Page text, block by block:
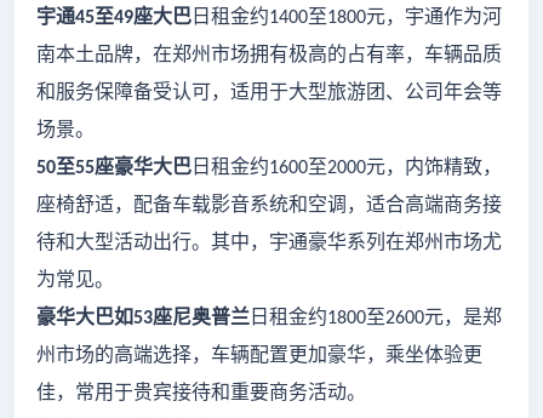
宇通45至49座大巴 日租金约1400至1800元，宇通作为河
南本土品牌，在郑州市场拥有极高的占有率，车辆品质
和服务保障备受认可，适用于大型旅游团、公司年会等
场景。
50至55座豪华大巴 日租金约1600至2000元，内饰精致，
座椅舒适，配备车载影音系统和空调，适合高端商务接
待和大型活动出行。其中，宇通豪华系列在郑州市场尤
为常见。
豪华大巴如53座尼奥普兰 日租金约1800至2600元，是郑
州市场的高端选择，车辆配置更加豪华，乘坐体验更
佳，常用于贵宾接待和重要商务活动。